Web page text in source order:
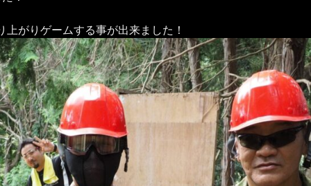
がりゲームする事が出来ました！